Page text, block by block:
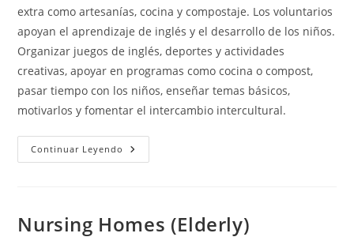
extra como artesanías, cocina y compostaje. Los voluntarios
apoyan el aprendizaje de inglés y el desarrollo de los niños.
Organizar juegos de inglés, deportes y actividades
creativas, apoyar en programas como cocina o compost,
pasar tiempo con los niños, enseñar temas básicos,
motivarlos y fomentar el intercambio intercultural.
Continuar Leyendo Underprivileged
Children
Nursing Homes (Elderly)